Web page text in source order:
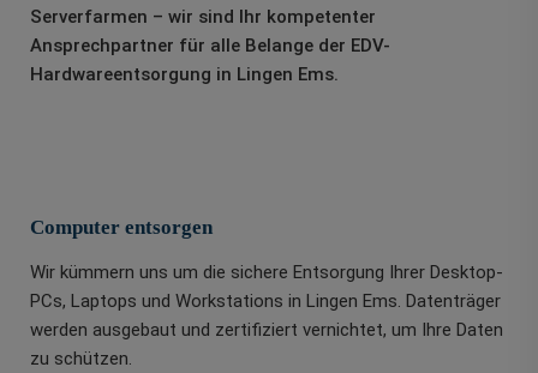
Serverfarmen – wir sind Ihr kompetenter
Ansprechpartner für alle Belange der EDV-
Hardwareentsorgung in Lingen Ems.
Computer entsorgen
Wir kümmern uns um die sichere Entsorgung Ihrer Desktop-
PCs, Laptops und Workstations in Lingen Ems. Datenträger
werden ausgebaut und zertifiziert vernichtet, um Ihre Daten
zu schützen.